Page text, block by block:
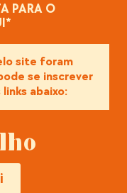
PARA O
site foram
se inscrever
abaixo: